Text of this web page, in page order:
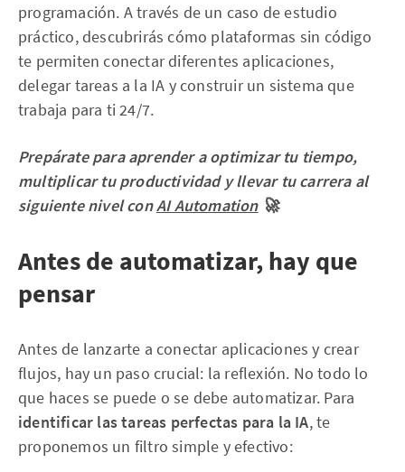
programación. A través de un caso de estudio
práctico, descubrirás cómo plataformas sin código
te permiten conectar diferentes aplicaciones,
delegar tareas a la IA y construir un sistema que
trabaja para ti 24/7.
Prepárate para aprender a optimizar tu tiempo,
multiplicar tu productividad y llevar tu carrera al
siguiente nivel conAI Automation🚀
Antes de automatizar, hay que
pensar
Antes de lanzarte a conectar aplicaciones y crear
flujos, hay un paso crucial: la reflexión. No todo lo
que haces se puede o se debe automatizar. Para
identificar las tareas perfectas para la IA, te
proponemos un filtro simple y efectivo: